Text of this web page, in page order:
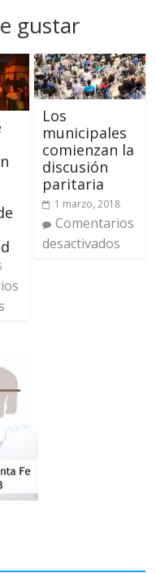
gustar
Los
municipales
comienzan la
discusión
paritaria
1 marzo, 2018
Comentarios
desactivados